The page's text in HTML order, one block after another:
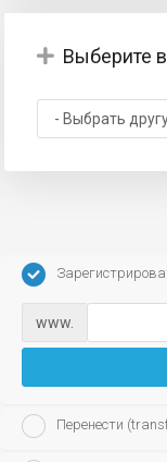
Выберите
www.
Перенести